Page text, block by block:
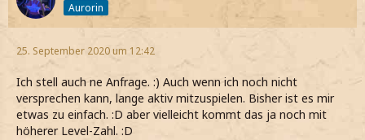
Aurorin
25. September 2020 um 12:42
Ich stell auch ne Anfrage. :) Auch wenn ich noch nicht
versprechen kann, lange aktiv mitzuspielen. Bisher ist es mir
etwas zu einfach. :D aber vielleicht kommt das ja noch mit
höherer Level-Zahl. :D